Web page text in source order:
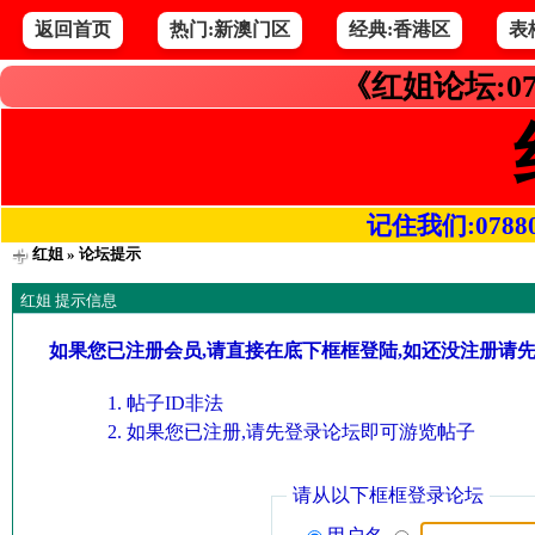
返回首页 热门:新澳门区 经典:香港区 表
《红姐论坛
记住我们
红姐» 论坛提示
红姐 提示信息
如果您已注册会员,请直接在底下框框登陆,如还没注册请
帖子ID非法
如果您已注册,请先登录论坛即可游览帖子
请从以下框框登录论坛